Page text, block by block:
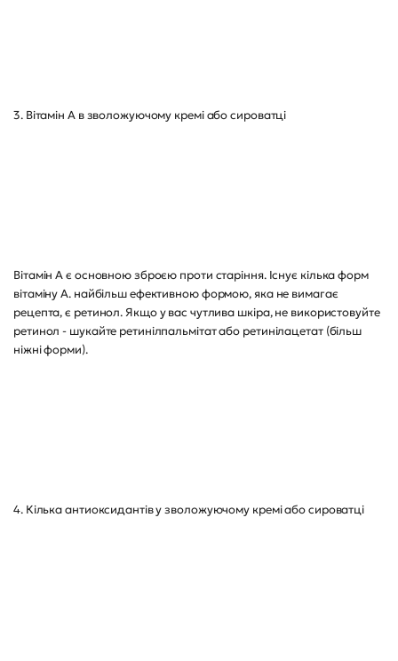
3. Вітамін А в зволожуючому кремі або сироватці
Вітамін А є основною зброєю проти старіння. Існує кілька форм
вітаміну А. найбільш ефективною формою, яка не вимагає
рецепта, є ретинол. Якщо у вас чутлива шкіра, не використовуйте
ретинол - шукайте ретинілпальмітат або ретинілацетат (більш
ніжні форми).
4. Кілька антиоксидантів у зволожуючому кремі або сироватці